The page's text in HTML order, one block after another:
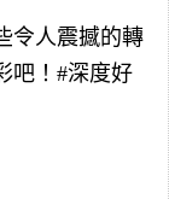
令人震撼的轉
吧！#深度好